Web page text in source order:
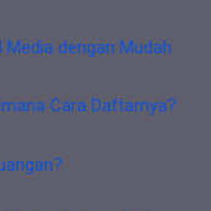
dengan Mudah
Cara Daftarnya?